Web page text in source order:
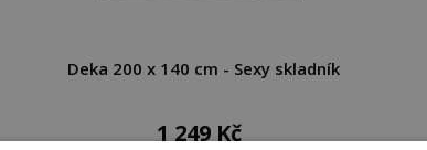
Deka 200 x 140 cm - Sexy skladník
1 249 Kč